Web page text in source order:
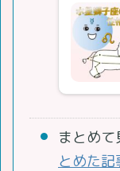
まとめ
とめた記